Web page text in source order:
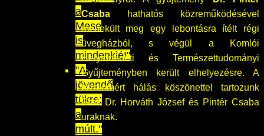
a
Mese
is
mindenkié!"
"A
jövendő
tükre:
a
múlt."
Csabahathatós közreműködésével
menekült meg egy lebontásra ítélt régi
üvegházból, s végül a Komlói
Helytörténeti és Természettudományi
Gyűjteményben került elhelyezésre. A
bizalomért hálás köszönettel tartozunk
Prof. Dr. Horváth József és Pintér Csaba
uraknak.